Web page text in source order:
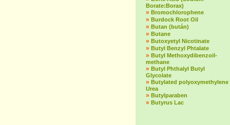
Borate:Borax)
» Bromochlorophene
» Burdock Root Oil
» Butan (bután)
» Butane
» Butoxyetyl Nicotinate
» Butyl Benzyl Phtalate
» Butyl Methoxydibenzoil-
methane
» Butyl Phthalyl Butyl
Glycolate
» Butylated polyoxymethylene
Urea
» Butylparaben
» Butyrus Lac